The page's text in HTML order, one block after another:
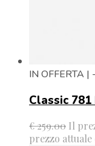
IN OFFERTA |
Classic
€259.00 Il
prezzo attuale